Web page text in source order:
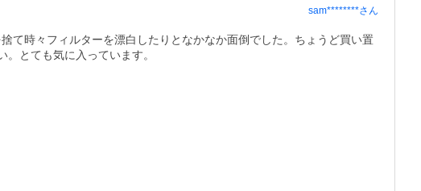
sam********さん
て時々フィルターを漂白したりとなかなか面倒でした。ちょうど買い置
とても気に入っています。